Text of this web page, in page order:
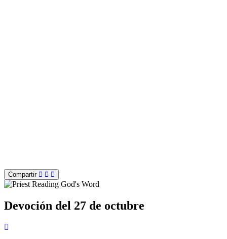
Compartir
Devoción del 27 de octubre